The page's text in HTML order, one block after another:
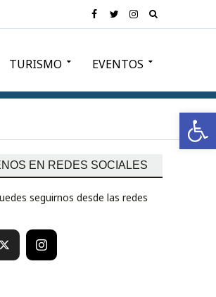
TURISMO EVENTOS
EN REDES SOCIALES
seguirnos desde las redes
Abrir barra de herramientas